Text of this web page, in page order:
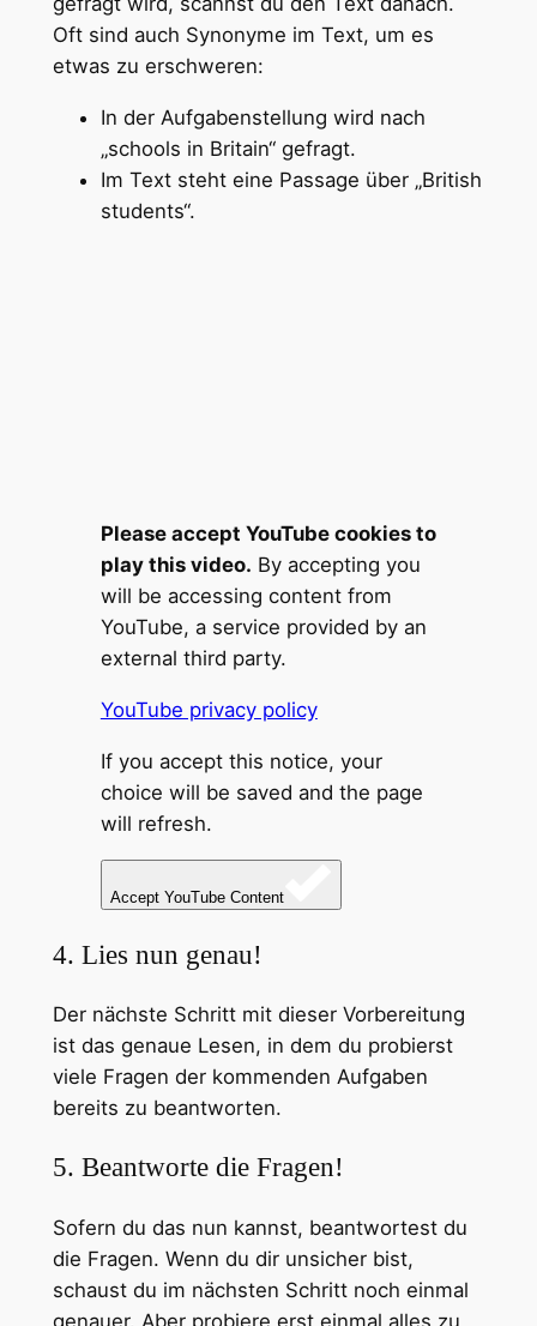
Oft sind auch Synonyme im Text, um es
etwas zu erschweren:
In der Aufgabenstellung wird nach
„schools in Britain“ gefragt.
Im Text steht eine Passage über „British
students“.
Please accept YouTube cookies to
play this video. By accepting you
will be accessing content from
YouTube, a service provided by an
external third party.
YouTube privacy policy
If you accept this notice, your
choice will be saved and the page
will refresh.
Accept YouTube Content
4. Lies nun genau!
Der nächste Schritt mit dieser Vorbereitung
ist das genaue Lesen, in dem du probierst
viele Fragen der kommenden Aufgaben
bereits zu beantworten.
5. Beantworte die Fragen!
Sofern du das nun kannst, beantwortest du
die Fragen. Wenn du dir unsicher bist,
schaust du im nächsten Schritt noch einmal
genauer. Aber probiere erst einmal alles zu